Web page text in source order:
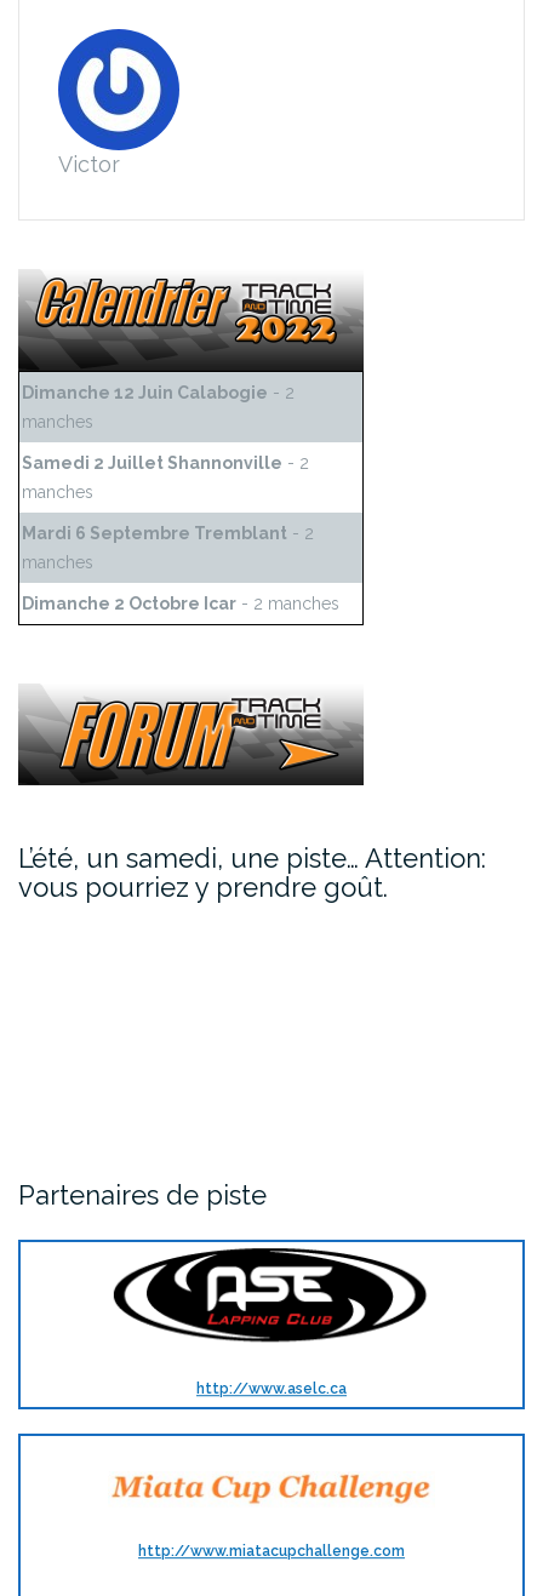
Victor
Dimanche 12 Juin Calabogie - 2
manches
Samedi 2 Juillet Shannonville - 2
manches
Mardi 6 Septembre Tremblant - 2
manches
Dimanche 2 Octobre Icar - 2 manches
L’été, un samedi, une piste… Attention:
vous pourriez y prendre goût.
Partenaires de piste
http://www.aselc.ca
http://www.miatacupchallenge.com